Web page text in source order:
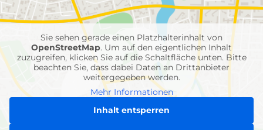
Einheiten
Sie sehen gerade einen Platzhalterinhalt von
OpenStreetMap. Um auf den eigentlichen Inhalt
zuzugreifen, klicken Sie auf die Schaltfläche unten. Bitte
beachten Sie, dass dabei Daten an Drittanbieter
weitergegeben werden.
Mehr Informationen
Inhalt entsperren